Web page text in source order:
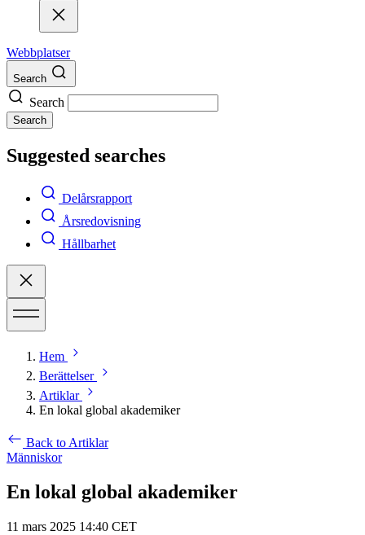
Webbplatser
Search
Search
Search
Suggested searches
Delårsrapport
Årsredovisning
Hållbarhet
Hem
Berättelser
Artiklar
En lokal global akademiker
Back to Artiklar
Människor
En lokal global akademiker
11 mars 2025 14:40 CET